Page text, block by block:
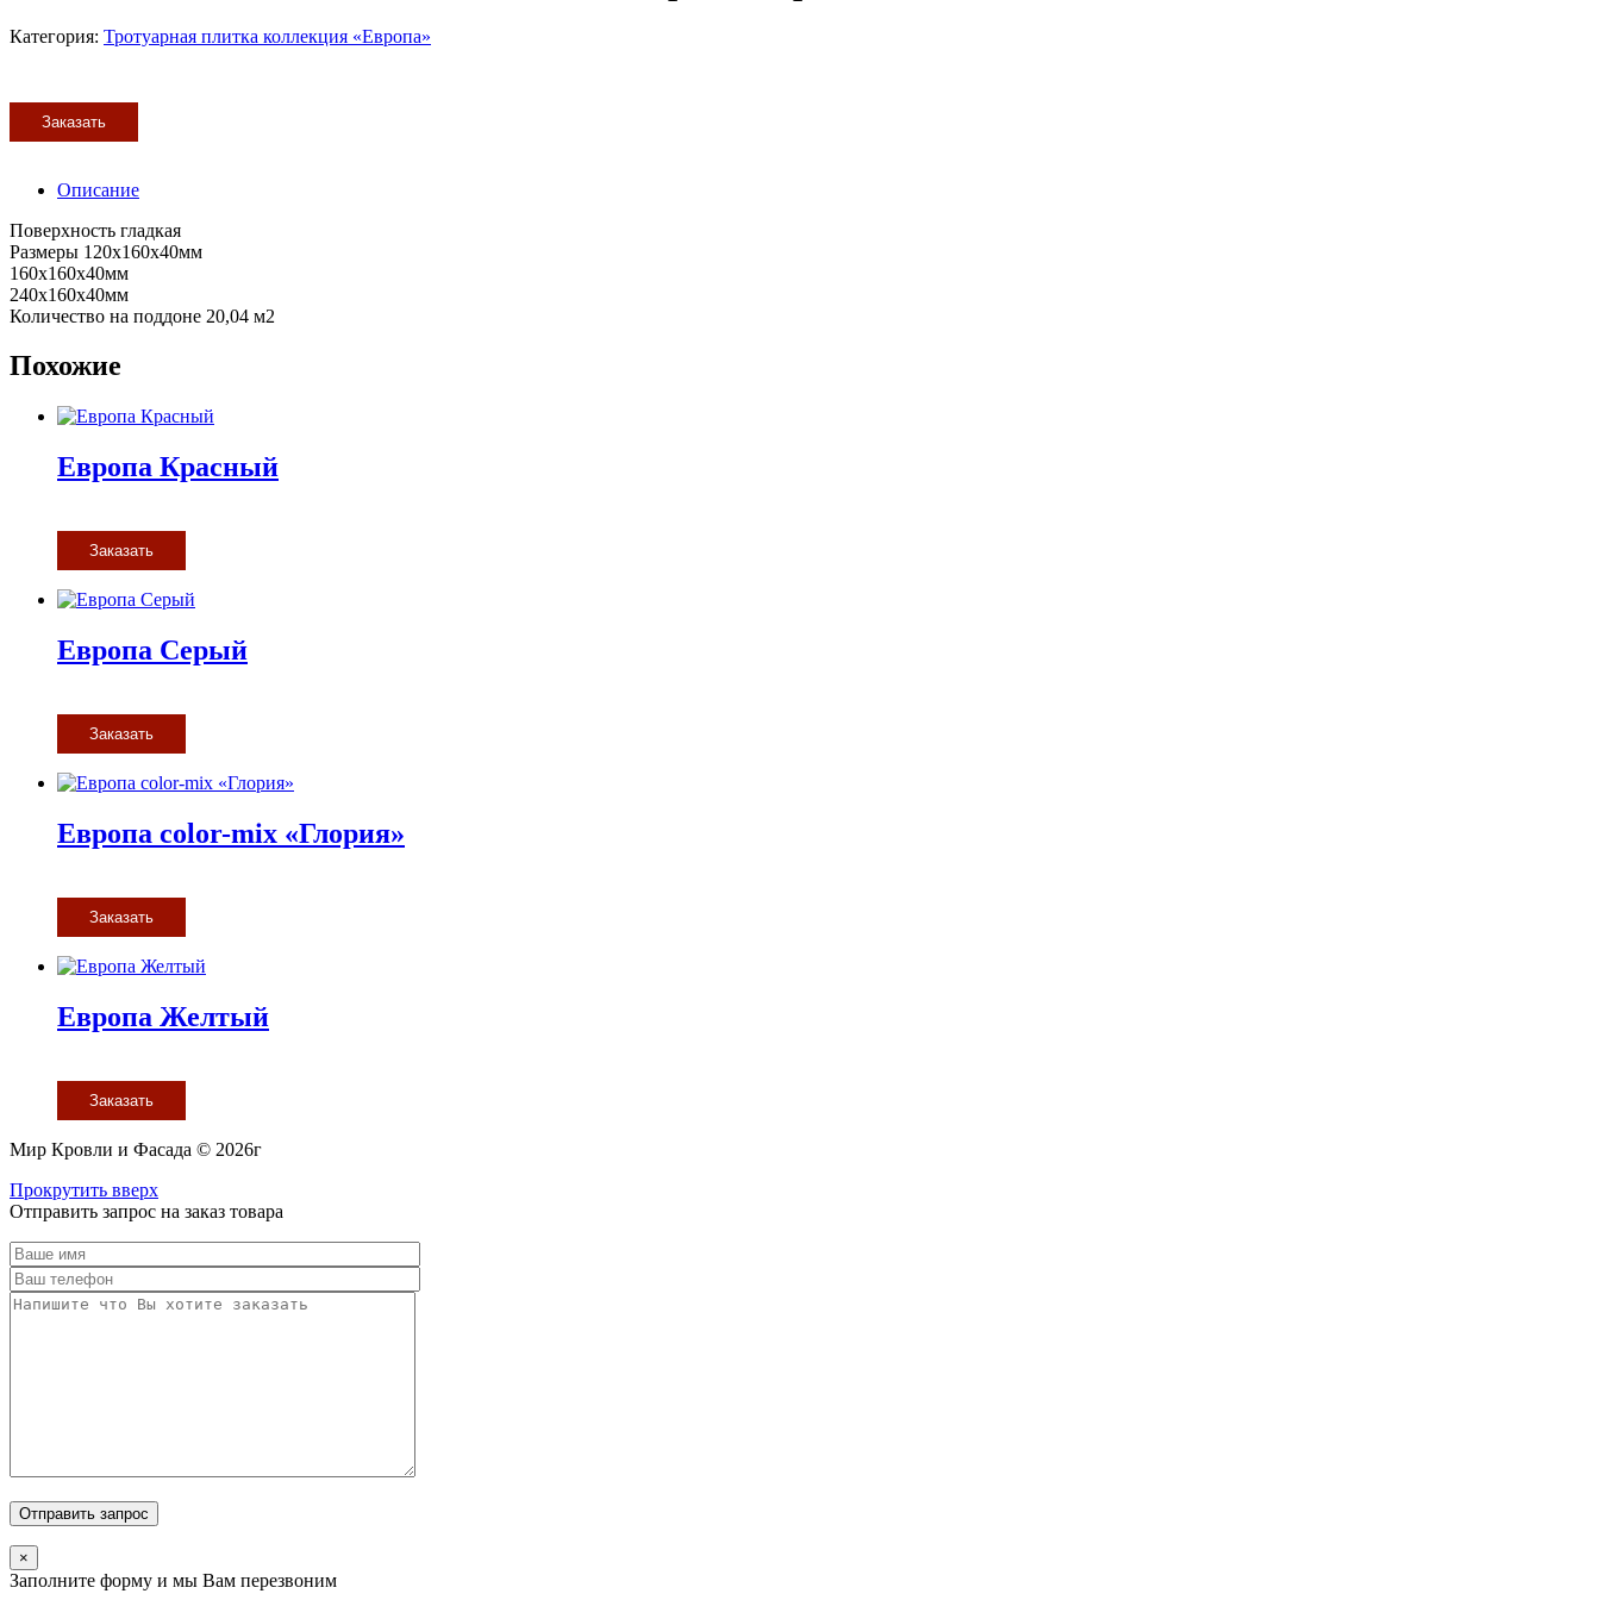
Категория: Тротуарная плитка коллекция «Европа»
Заказать
Описание
Поверхность гладкая
Размеры 120х160х40мм
160х160х40мм
240х160х40мм
Количество на поддоне 20,04 м2
Похожие
Европа Красный
Заказать
Европа Серый
Заказать
Европа color-mix «Глория»
Заказать
Европа Желтый
Заказать
Мир Кровли и Фасада © 2026г
Прокрутить вверх
Отправить запрос на заказ товара
×
Заполните форму и мы Вам перезвоним